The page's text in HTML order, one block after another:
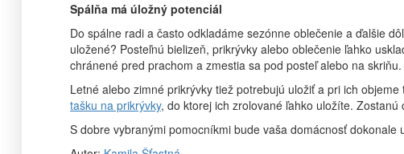
Spálňa má úložný potenciál
Do spálne radi a často odkladáme sezónne oblečenie a ďalšie
uložené? Posteľnú bielizeň, prikrývky alebo oblečenie ľahko
chránené pred prachom a zmestia sa pod posteľ alebo na
Letné alebo zimné prikrývky tiež potrebujú uložiť a pri ich
tašku na prikrývky, do ktorej ich zrolované ľahko uložíte.
S dobre vybranými pomocníkmi bude vaša domácnosť dokonale